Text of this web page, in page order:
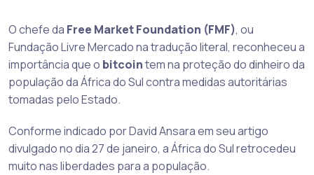
O chefe da Free Market Foundation (FMF), ou
Fundação Livre Mercado na tradução literal, reconheceu a
importância que o bitcointem na proteção do dinheiro da
população da África do Sul contra medidas autoritárias
tomadas pelo Estado.
Conforme indicado por David Ansara em seu artigo
divulgado no dia 27 de janeiro, a África do Sul retrocedeu
muito nas liberdades para a população.